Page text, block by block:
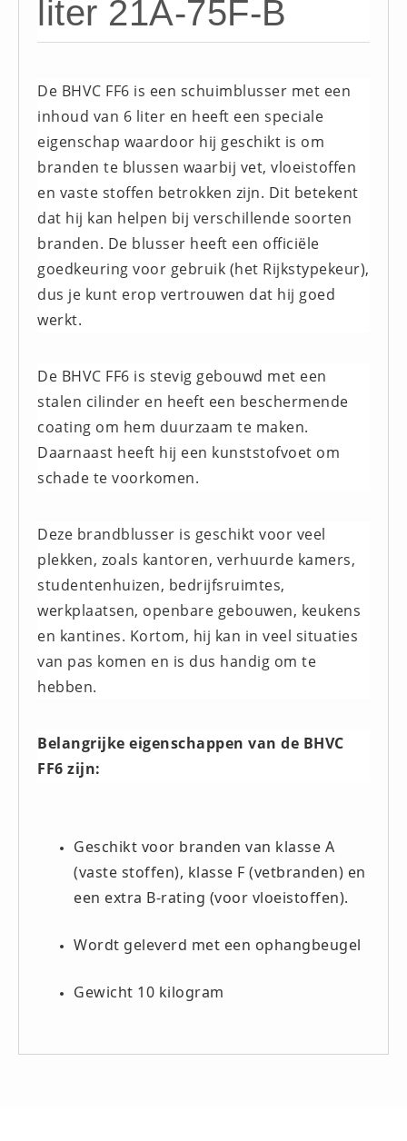
Brandmelders - Algemeen (1)
CO2 meters (0)
Corona maatregelen
COVID-19 artikelen (0)
COVID-19 artikelen
COVID-19 artikelen (0)
Desinfectants (6)
Geneesmiddelen (0)
Huidverzorging (5)
Koud - Warm kompressen (3)
Overige (1)
Teken - Beten sets (5)
Vitamines en mineralen (0)
Eerste Hulp Paneel
Eerste Hulp Paneel (0)
Evacuatie (19)
Stoelen (5)
Keurmeester NEN-3140 (1)
Kliklijsten en vitrines
Kliklijsten en vitrines (2)
Lesboeken - Algemeen (10)
Desinfectants (0)
Noodproducten
liter 21A-75F-B
De BHVC FF6 is een schuimblusser met een
inhoud van 6 liter en heeft een speciale
eigenschap waardoor hij geschikt is om
branden te blussen waarbij vet, vloeistoffen
en vaste stoffen betrokken zijn. Dit betekent
dat hij kan helpen bij verschillende soorten
branden. De blusser heeft een officiële
goedkeuring voor gebruik (het Rijkstypekeur),
dus je kunt erop vertrouwen dat hij goed
werkt.
De BHVC FF6 is stevig gebouwd met een
stalen cilinder en heeft een beschermende
coating om hem duurzaam te maken.
Daarnaast heeft hij een kunststofvoet om
schade te voorkomen.
Deze brandblusser is geschikt voor veel
plekken, zoals kantoren, verhuurde kamers,
studentenhuizen, bedrijfsruimtes,
werkplaatsen, openbare gebouwen, keukens
en kantines. Kortom, hij kan in veel situaties
van pas komen en is dus handig om te
hebben.
Belangrijke eigenschappen van de BHVC
FF6 zijn:
Geschikt voor branden van klasse A
(vaste stoffen), klasse F (vetbranden) en
een extra B-rating (voor vloeistoffen).
Wordt geleverd met een ophangbeugel
Gewicht 10 kilogram